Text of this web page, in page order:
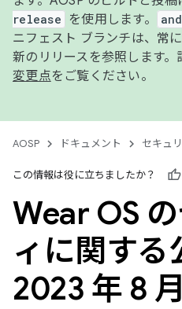
release
を使用します。
ニフェスト ブランチは、常
新のリリースを参照します
変更点をご覧ください。
AOSP ドキュメント セキュ
この情報は役に立ちましたか？
Wear OS
ィに関する
2023 年 8 月